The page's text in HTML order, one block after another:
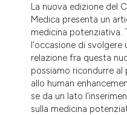
been cited by providing the
of the citation, a
describing whether
mentions, or contrasts
cited claim, and a label
in which section the
was made.
La nuova edizione del
Medica presenta un
medicina potenziativa.
l'occasione di svolgere
relazione fra questa
possiamo ricondurre
allo human
se da un lato
sulla medicina